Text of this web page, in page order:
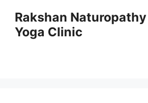
content
Rakshan
Yoga Clinic